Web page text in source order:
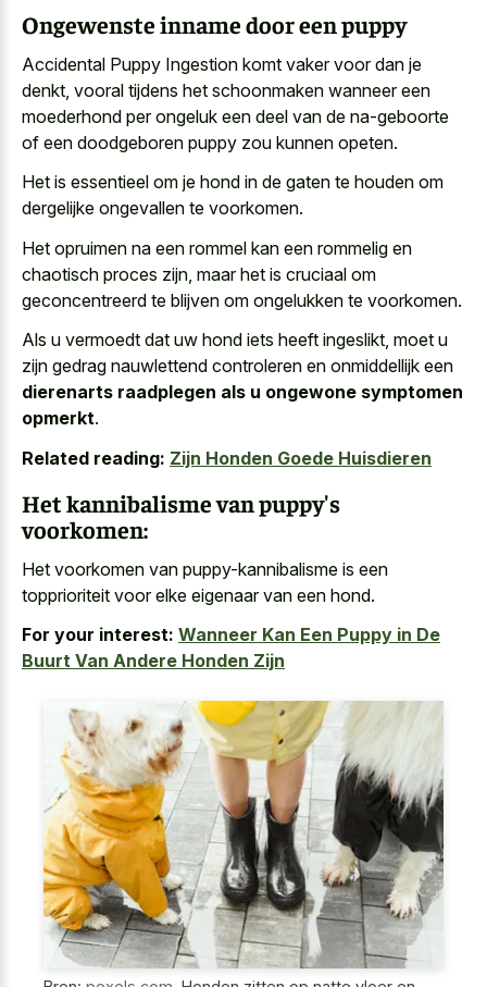
Ongewenste inname door een puppy
Accidental Puppy Ingestion komt vaker voor dan je
denkt, vooral tijdens het schoonmaken wanneer een
moederhond per ongeluk een deel van de na-geboorte
of een doodgeboren puppy zou kunnen opeten.
Het is essentieel om je hond in de gaten te houden om
dergelijke ongevallen te voorkomen.
Het opruimen na een rommel kan een rommelig en
chaotisch proces zijn, maar het is cruciaal om
geconcentreerd te blijven om ongelukken te voorkomen.
Als u vermoedt dat uw hond iets heeft ingeslikt, moet u
zijn gedrag nauwlettend controleren en onmiddellijk een
dierenarts raadplegen als u ongewone symptomen
opmerkt.
Related reading: Zijn Honden Goede Huisdieren
Het kannibalisme van puppy's
voorkomen:
Het voorkomen van puppy-kannibalisme is een
topprioriteit voor elke eigenaar van een hond.
For your interest: Wanneer Kan Een Puppy in De
Buurt Van Andere Honden Zijn